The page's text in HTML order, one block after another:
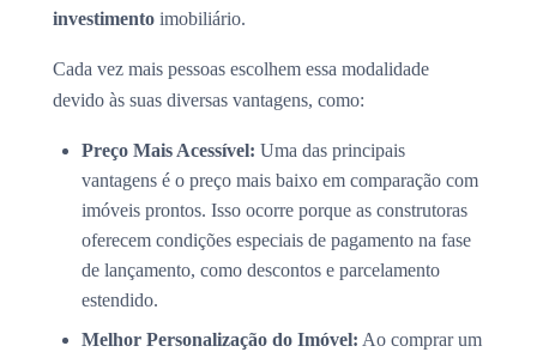
investimento imobiliário.
Cada vez mais pessoas escolhem essa modalidade
devido às suas diversas vantagens, como:
Preço Mais Acessível: Uma das principais
vantagens é o preço mais baixo em comparação com
imóveis prontos. Isso ocorre porque as construtoras
oferecem condições especiais de pagamento na fase
de lançamento, como descontos e parcelamento
estendido.
Melhor Personalização do Imóvel: Ao comprar um